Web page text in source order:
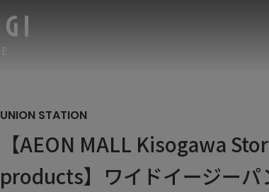
UNION STATION
【AEON MALL Kisogawa
products】ワイドイージーパ